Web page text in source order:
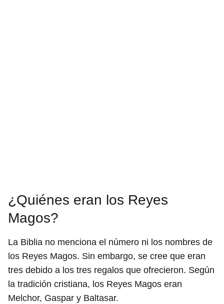
¿Quiénes eran los Reyes
Magos?
La Biblia no menciona el número ni los nombres de
los Reyes Magos. Sin embargo, se cree que eran
tres debido a los tres regalos que ofrecieron. Según
la tradición cristiana, los Reyes Magos eran
Melchor, Gaspar y Baltasar.